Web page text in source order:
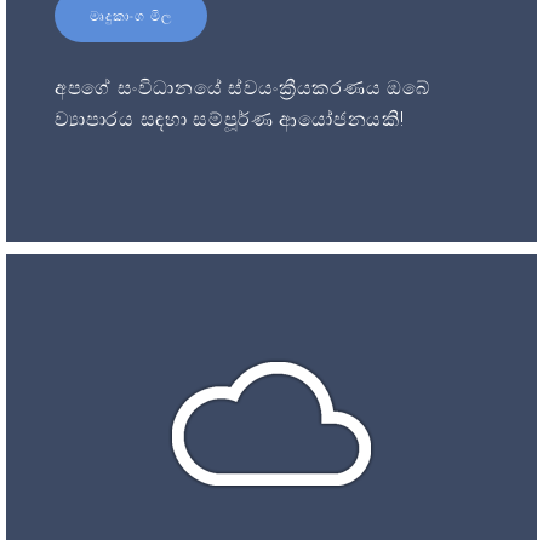
මෘදුකාංග මිල
අපගේ සංවිධානයේ ස්වයංක්‍රීයකරණය ඔබේ
ව්‍යාපාරය සඳහා සම්පූර්ණ ආයෝජනයකි!